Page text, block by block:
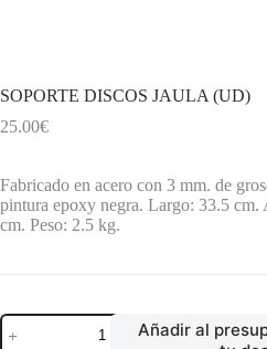
SOPORTE DISCOS JAULA (UD)
25.00€
Fabricado en acero con 3 mm. de
pintura epoxy negra. Largo: 33.5
cm. Peso: 2.5 kg.
SOPORTE
DISCOS
Añadir al